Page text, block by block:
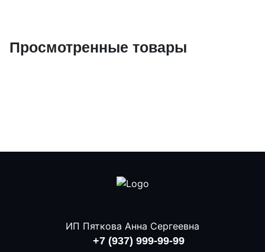
Просмотренные товары
ИП Пяткова Анна Сергеевна
+7 (937) 999-99-99